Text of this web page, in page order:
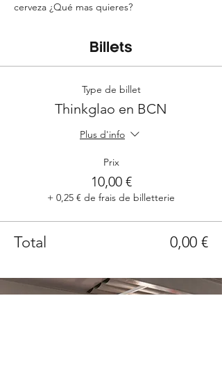
cerveza ¿Qué mas quieres?
Billets
Type de billet
Thinkglao en BCN
Plus d'info
Prix
10,00 €
+ 0,25 € de frais de billetterie
Total 0,00 €